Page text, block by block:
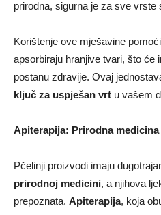
prirodna, sigurna je za sve vrste
Korištenje ove mješavine
apsorbiraju hranjive tvari, što će
postanu zdravije. Ovaj
ključ za uspješan vrt u vašem
Apiterapija: Prirodna
Pčelinji proizvodi imaju
prirodnoj medicini, a njihova
prepoznata. Apiterapija, koja